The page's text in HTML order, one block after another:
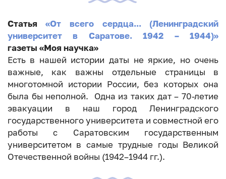
Статья«От всего сердца... (Ленинградский
университет в Саратове. 1942 – 1944)»
газеты «Моя научка»
Есть в нашей истории даты не яркие, но очень
важные, как важны отдельные страницы в
многотомной истории России, без которых она
была бы неполной. Одна из таких дат – 70-летие
эвакуации в наш город Ленинградского
государственного университета и совместной его
работы с Саратовским государственным
университетом в самые трудные годы Великой
Отечественной войны (1942–1944 гг.).